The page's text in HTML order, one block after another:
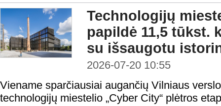
Technologijų
papildė 11,5 tūkst.
su išsaugotu
2026-07-20 10:55
Viename sparčiausiai augančių Vilniaus
technologijų miestelio „Cyber City“ plėtros